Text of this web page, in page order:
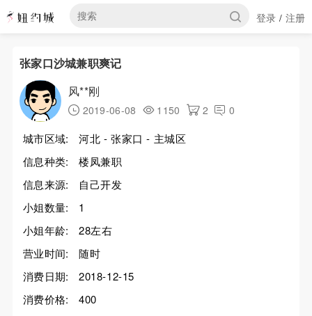
登录 / 注册
张家口沙城兼职爽记
风**刚
2019-06-08 1150 2 0
城市区域:
河北 - 张家口 - 主城区
信息种类:
楼凤兼职
信息来源:
自己开发
小姐数量:
1
小姐年龄:
28左右
营业时间:
随时
消费日期:
2018-12-15
消费价格:
400